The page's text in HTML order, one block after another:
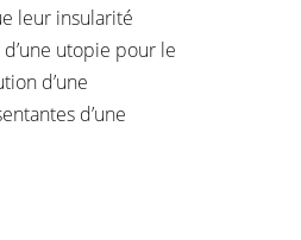
leur insularité
utopie pour le
d’une
d’une